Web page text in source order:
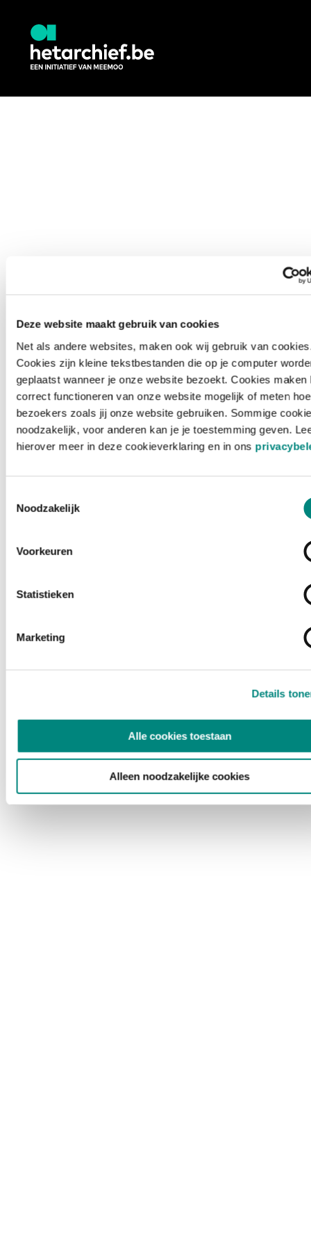
Deze website maakt gebruik van cookies
Net als andere websites, maken ook wij gebruik van
Cookies zijn kleine tekstbestanden die op je computer
geplaatst wanneer je onze website bezoekt. Cookies maken
correct functioneren van onze website mogelijk of meten hoe
bezoekers zoals jij onze website gebruiken. Sommige
noodzakelijk, voor anderen kan je je toestemming geven.
hierover meer in deze cookieverklaring en in ons
Noodzakelijk
Voorkeuren
Statistieken
Marketing
Details
Alle cookies toestaan
Alleen noodzakelijke cookies